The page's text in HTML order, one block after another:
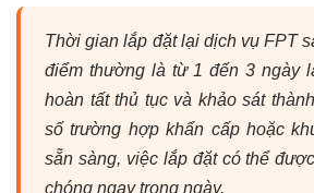
Thời gian lắp đặt lại dịch vụ FPT
điểm thường là từ 1 đến 3 ngày
hoàn tất thủ tục và khảo sát
số trường hợp khẩn cấp hoặc
sẵn sàng, việc lắp đặt có thể
chóng ngay trong ngày.